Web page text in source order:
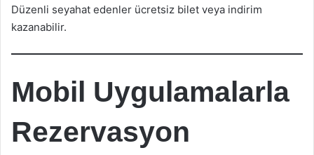
Düzenli seyahat edenler ücretsiz bilet veya indirim
kazanabilir.
Mobil Uygulamalarla
Rezervasyon